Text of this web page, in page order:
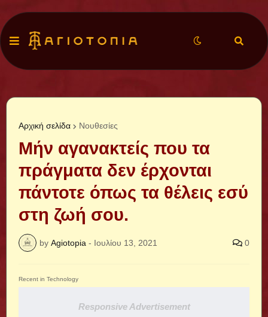
Αρχική σελίδα Νουθεσίες
Μήν αγανακτείς που τα
πράγματα δεν έρχονται
πάντοτε όπως τα θέλεις εσύ
στη ζωή σου.
by Agiotopia - Ιουλίου 13, 2021 0
Recent in Technology
Responsive Advertisement